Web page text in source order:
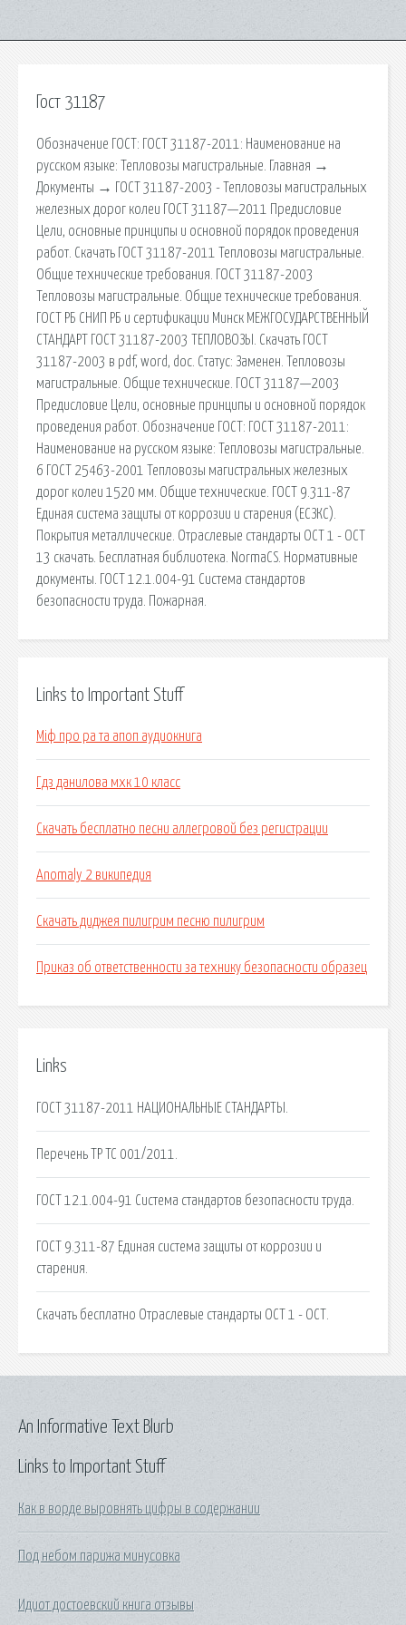
Гост 31187
Обозначение ГОСТ: ГОСТ 31187-2011: Наименование на
русском языке: Тепловозы магистральные. Главная →
Документы → ГОСТ 31187-2003 - Тепловозы магистральных
железных дорог колеи ГОСТ 31187—2011 Предисловие
Цели, основные принципы и основной порядок проведения
работ. Скачать ГОСТ 31187-2011 Тепловозы магистральные.
Общие технические требования. ГОСТ 31187-2003
Тепловозы магистральные. Общие технические требования.
ГОСТ РБ СНИП РБ и сертификации Минск МЕЖГОСУДАРСТВЕННЫЙ
СТАНДАРТ ГОСТ 31187-2003 ТЕПЛОВОЗЫ. Скачать ГОСТ
31187-2003 в pdf, word, doc. Статус: Заменен. Тепловозы
магистральные. Общие технические. ГОСТ 31187—2003
Предисловие Цели, основные принципы и основной порядок
проведения работ. Обозначение ГОСТ: ГОСТ 31187-2011:
Наименование на русском языке: Тепловозы магистральные.
6 ГОСТ 25463-2001 Тепловозы магистральных железных
дорог колеи 1520 мм. Общие технические. ГОСТ 9.311-87
Единая система защиты от коррозии и старения (ЕСЗКС).
Покрытия металлические. Отраслевые стандарты ОСТ 1 - ОСТ
13 скачать. Бесплатная библиотека. NormaCS. Нормативные
документы. ГОСТ 12.1.004-91 Система стандартов
безопасности труда. Пожарная.
Links to Important Stuff
Міф про ра та апоп аудиокнига
Гдз данилова мхк 10 класс
Скачать бесплатно песни аллегровой без регистрации
Anomaly 2 википедия
Скачать диджея пилигрим песню пилигрим
Приказ об ответственности за технику безопасности образец
Links
ГОСТ 31187-2011 НАЦИОНАЛЬНЫЕ СТАНДАРТЫ.
Перечень ТР ТС 001/2011.
ГОСТ 12.1.004-91 Система стандартов безопасности труда.
ГОСТ 9.311-87 Единая система защиты от коррозии и
старения.
Скачать бесплатно Отраслевые стандарты ОСТ 1 - ОСТ.
Links to Important Stuff
Как в ворде выровнять цифры в содержании
Под небом парижа минусовка
Идиот достоевский книга отзывы
An Informative Text Blurb